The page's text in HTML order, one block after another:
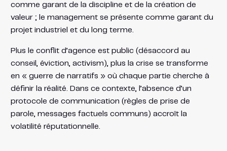
comme garant de la discipline et de la création de
valeur ; le management se présente comme garant du
projet industriel et du long terme.
Plus le conflit d’agence est public (désaccord au
conseil, éviction, activism), plus la crise se transforme
en « guerre de narratifs » où chaque partie cherche à
définir la réalité. Dans ce contexte, l’absence d’un
protocole de communication (règles de prise de
parole, messages factuels communs) accroît la
volatilité réputationnelle.